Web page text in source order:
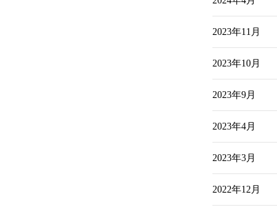
2023年11月
2023年10月
2023年9月
2023年4月
2023年3月
2022年12月